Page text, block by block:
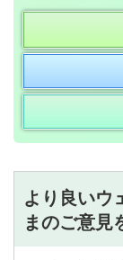
より良いウ
まのご意見